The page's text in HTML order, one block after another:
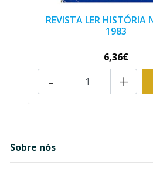
REVISTA LER HISTÓRIA
1983
6,36€
+
-
Sobre nós